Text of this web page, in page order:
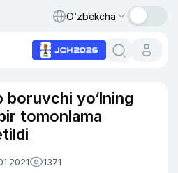
O‘zbekcha
boruvchi yo‘lning
tomonlama
1371